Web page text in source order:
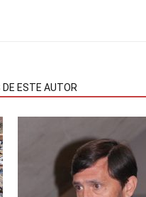
DE ESTE AUTOR